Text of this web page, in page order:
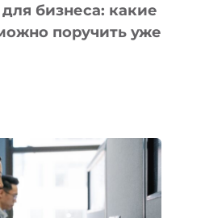
бизнеса: какие
поручить уже